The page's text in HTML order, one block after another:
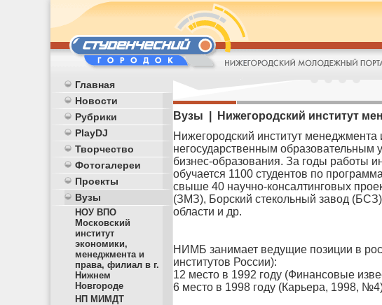
Главная
Новости
Рубрики
PlayDJ
Творчество
Фотогалереи
Проекты
Вузы
НОУ ВПО
Московский
институт
экономики,
менеджмента и
права, филиал в г.
Нижнем
Новгороде
НП МИМДТ
Вузы | Нижегородский институт
Нижегородский институт
негосударственным образовательным
бизнес-образования. За годы работы
обучается 1100 студентов по
свыше 40 научно-консалтинговых
(ЗМЗ), Борский стекольный завод
области и др.
НИМБ занимает ведущие позиции в
институтов России):
12 место в 1992 году (Финансовые
6 место в 1998 году (Карьера, 1998,